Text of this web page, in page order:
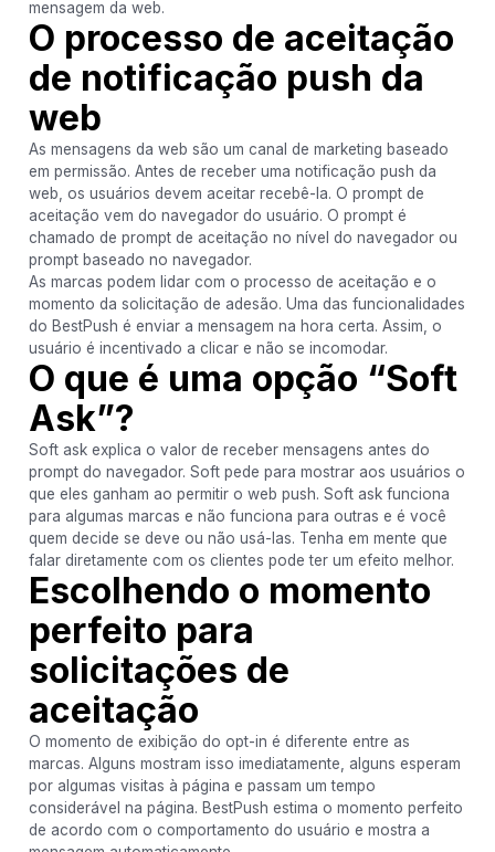
mensagem da web.
O processo de aceitação
de notificação push da
web
As mensagens da web são um canal de marketing baseado
em permissão. Antes de receber uma notificação push da
web, os usuários devem aceitar recebê-la. O prompt de
aceitação vem do navegador do usuário. O prompt é
chamado de prompt de aceitação no nível do navegador ou
prompt baseado no navegador.
As marcas podem lidar com o processo de aceitação e o
momento da solicitação de adesão. Uma das funcionalidades
do BestPush é enviar a mensagem na hora certa. Assim, o
usuário é incentivado a clicar e não se incomodar.
O que é uma opção “Soft
Ask”?
Soft ask explica o valor de receber mensagens antes do
prompt do navegador. Soft pede para mostrar aos usuários o
que eles ganham ao permitir o web push. Soft ask funciona
para algumas marcas e não funciona para outras e é você
quem decide se deve ou não usá-las. Tenha em mente que
falar diretamente com os clientes pode ter um efeito melhor.
Escolhendo o momento
perfeito para
solicitações de
aceitação
O momento de exibição do opt-in é diferente entre as
marcas. Alguns mostram isso imediatamente, alguns esperam
por algumas visitas à página e passam um tempo
considerável na página. BestPush estima o momento perfeito
de acordo com o comportamento do usuário e mostra a